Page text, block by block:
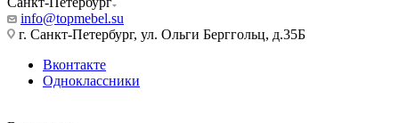
info@topmebel.su
г. Санкт-Петербург, ул. Ольги Берггольц, д.35Б
Вконтакте
Одноклассники